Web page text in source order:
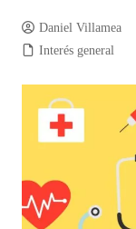
Daniel Villamea
Interés general